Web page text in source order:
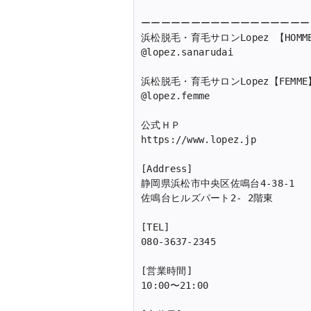
ーーーーーーーーーーーーーーーーー
浜松脱毛・育毛サロンLopez 【
@lopez.sanarudai
浜松脱毛・育毛サロンLopez【FEMME
@lopez.femme
公式ＨＰ
https://www.lopez.jp
[Address]
静岡県浜松市中央区佐鳴台4-38-1
佐鳴台ヒルズパート2- 2階東
[TEL]
080-3637-2345
[営業時間]
10:00〜21:00